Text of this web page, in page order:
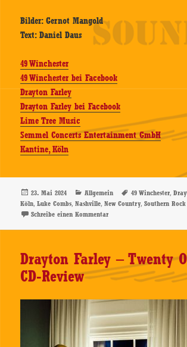
Bilder: Gernot Mangold
Text: Daniel Daus
49 Winchester
49 Winchester bei Facebook
Drayton Farley
Drayton Farley bei Facebook
Lime Tree Music
Semmel Concerts Entertainment GmbH
Kantine, Köln
Veröffentlicht
am
23. Mai 2024 Kategorien
Allgemein Schlagwörter
49 Winchester,
Köln,Luke Combs,Nashville,New Country,Southern Rock
Schreibe einen Kommentarzu 49 Winchester –
Drayton Farley – Twenty
CD-Review